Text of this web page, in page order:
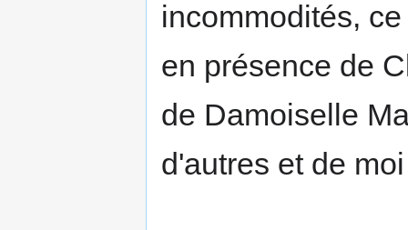
incommodités,
en présence de
de Damoiselle
d'autres et de